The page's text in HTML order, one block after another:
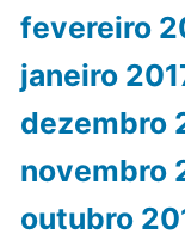
fevereiro
janeiro
dezembro
novembro
outubro